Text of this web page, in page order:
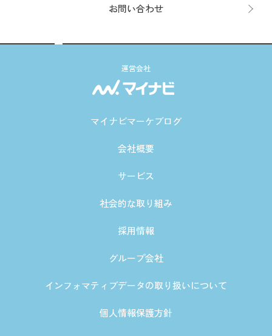
お問い合わせ
運営会社
マイナビマーケブログ
会社概要
サービス
社会的な取り組み
採用情報
グループ会社
インフォマティブデータの取り扱いについて
個人情報保護方針